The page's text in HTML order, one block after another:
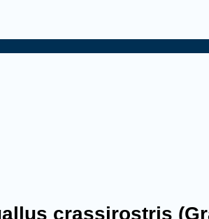
crassirostris